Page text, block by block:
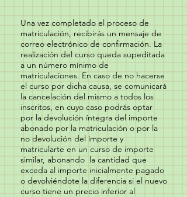
Una vez completado el proceso de
matriculación, recibirás un mensaje de
correo electrónico de confirmación. La
realización del curso queda supeditada
a un número mínimo de
matriculaciones. En caso de no hacerse
el curso por dicha causa, se comunicará
la cancelación del mismo a todos los
inscritos, en cuyo caso podrás optar
por la devolución íntegra del importe
abonado por la matriculación o por la
no devolución del importe y
matricularte en un curso de importe
similar, abonando la cantidad que
exceda al importe inicialmente pagado
o devolviéndote la diferencia si el nuevo
curso tiene un precio inferior al